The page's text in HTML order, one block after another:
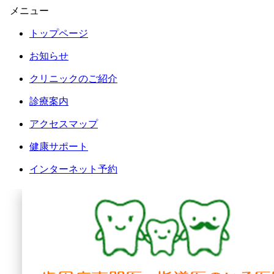
メニュー
トップページ
お知らせ
クリニックのご紹介
診療案内
アクセスマップ
健康サポート
インターネット予約